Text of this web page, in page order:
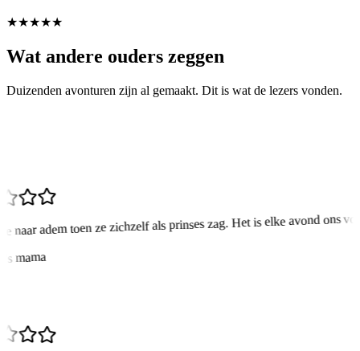
★★★★★
Wat andere ouders zeggen
Duizenden avonturen zijn al gemaakt. Dit is wat de lezers vonden.
naar adem toen ze zichzelf als prinses zag. Het is elke avond ons
mama